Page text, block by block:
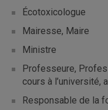
Écotoxicologue
Mairesse, Maire
Ministre
Professeure,
cours à l’université,
Responsable de la